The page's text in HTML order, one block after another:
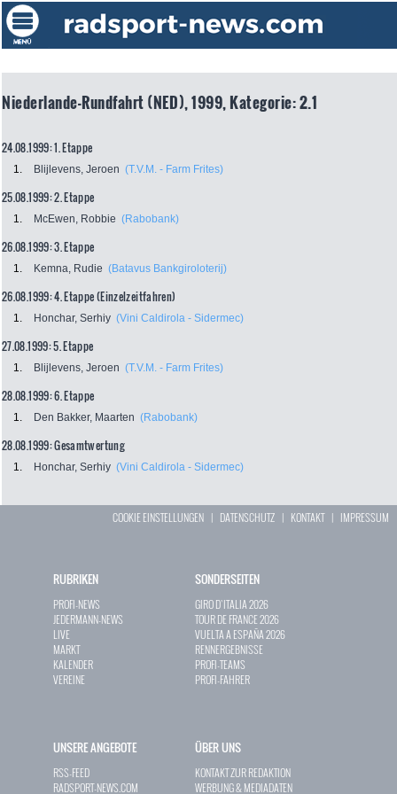
Niederlande-Rundfahrt (NED), 1999, Kategorie: 2.1
24.08.1999: 1. Etappe
1. Blijlevens, Jeroen (T.V.M. - Farm Frites)
25.08.1999: 2. Etappe
1. McEwen, Robbie (Rabobank)
26.08.1999: 3. Etappe
1. Kemna, Rudie (Batavus Bankgiroloterij)
26.08.1999: 4. Etappe (Einzelzeitfahren)
1. Honchar, Serhiy (Vini Caldirola - Sidermec)
27.08.1999: 5. Etappe
1. Blijlevens, Jeroen (T.V.M. - Farm Frites)
28.08.1999: 6. Etappe
1. Den Bakker, Maarten (Rabobank)
28.08.1999: Gesamtwertung
1. Honchar, Serhiy (Vini Caldirola - Sidermec)
COOKIE EINSTELLUNGEN | DATENSCHUTZ | KONTAKT| IMPRESSUM
RUBRIKEN
PROFI-NEWS
JEDERMANN-NEWS
LIVE
MARKT
KALENDER
VEREINE
SONDERSEITEN
GIRO D`ITALIA 2026
TOUR DE FRANCE 2026
VUELTA A ESPAÑA 2026
RENNERGEBNISSE
PROFI-TEAMS
PROFI-FAHRER
UNSERE ANGEBOTE
RSS-FEED
RADSPORT-NEWS.COM
ÜBER UNS
KONTAKT ZUR REDAKTION
WERBUNG & MEDIADATEN